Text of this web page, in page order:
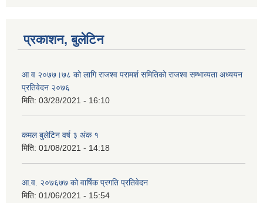
प्रकाशन, बुलेटिन
आ व २०७७।७८ को लागि राजश्व परामर्श समितिको राजश्व सम्भाव्यता अध्ययन
प्रतिवेदन २०७६
मिति: 03/28/2021 - 16:10
कमल बुलेटिन वर्ष ३ अंक १
मिति: 01/08/2021 - 14:18
आ.व. २०७६७७ को वार्षिक प्रगति प्रतिवेदन
मिति: 01/06/2021 - 15:54